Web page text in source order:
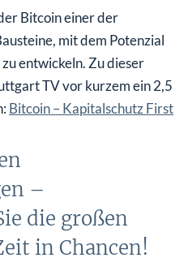
Bitcoin einer der
mit dem Potenzial
entwickeln. Zu dieser
TV vor kurzem ein 2,5
Bitcoin – Kapitalschutz First
–
die großen
in Chancen!